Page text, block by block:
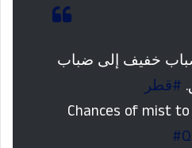
خفيف إلى ضباب
#قطر
Chances of mist